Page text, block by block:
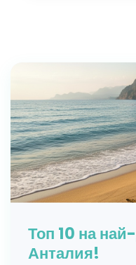
Топ 10 на
Анталия!